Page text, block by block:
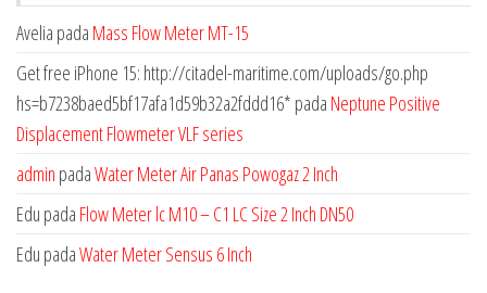
Avelia pada Mass Flow Meter MT-15
Get free iPhone 15: http://citadel-maritime.com/uploads/go.php
hs=b7238baed5bf17afa1d59b32a2fddd16* pada Neptune Positive
Displacement Flowmeter VLF series
admin padaWater Meter Air Panas Powogaz 2 Inch
Edu pada Flow Meter lc M10 – C1 LC Size 2 Inch DN50
Edu padaWater Meter Sensus 6 Inch